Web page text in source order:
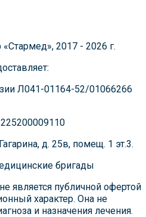
2017 - 2026 г.
Л041-01164-52/01066266
д. 25в, помещ. 1 эт.3.
бригады
является публичной офертой
характер. Она не
и назначения лечения.